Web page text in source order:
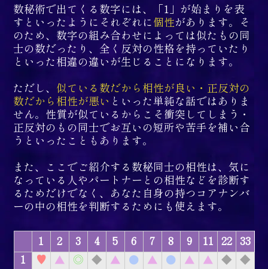
数秘術で出てくる数字には、「1」が始まりを表
すといったようにそれぞれに個性があります。そ
のため、数字の組み合わせによっては似たもの同
士の数だったり、全く反対の性格を持っていたり
といった相違の違いが生じることになります。
ただし、 似ている数だから相性が良い・正反対の
数だから相性が悪い といった単純な話ではありま
せん。性質が似ているからこそ衝突してしまう・
正反対のもの同士でお互いの短所や苦手を補い合
うといったこともあります。
また、ここでご紹介する数秘同士の相性は、気に
なっている人やパートナーとの相性などを診断す
るためだけでなく、あなた自身の持つコアナンバ
ーの中の相性を判断するためにも使えます。
1 2 3 4 5 6 7 8 9 11 22 33
1
♥ ▲ ◎ ◆ ▲ ● ▲ ● ▲ ▲ ◆ ◆